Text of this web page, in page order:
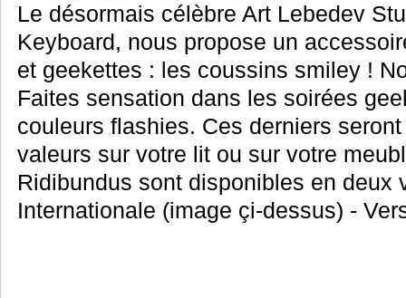
Le désormais célèbre Art Lebedev
Keyboard, nous propose un
et geekettes : les coussins smiley !
Faites sensation dans les soirées
couleurs flashies. Ces derniers
valeurs sur votre lit ou sur votre
Ridibundus sont disponibles en deux
Internationale (image çi-dessus) -